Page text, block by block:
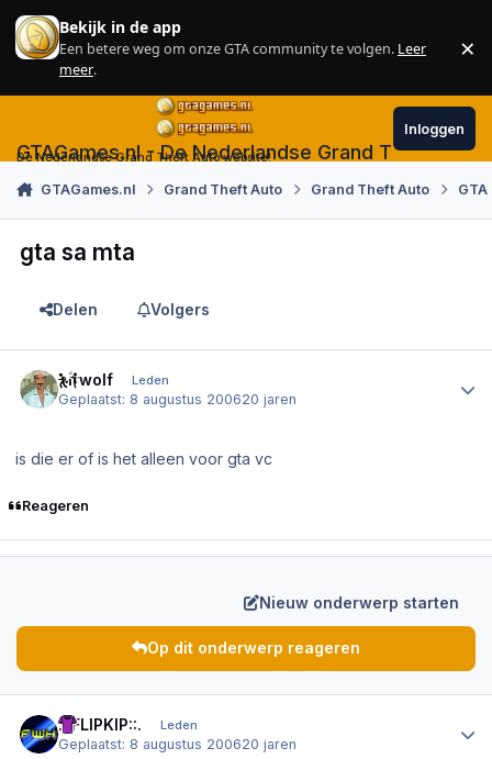
Skip to content
Bekijk in de app
Een betere weg om onze GTA community te volgen. Leer
meer.
×
GTAGames.nl - De Nederlandse Grand Theft Auto
De Nederlandse Grand Theft Auto website!
Inloggen
GTAGames.nl Grand Theft Auto Grand Theft Auto
gta sa mta
Delen Volgers
airwolf Leden
Geplaatst: 8 augustus 200620 jaren
is die er of is het alleen voor gta vc
Reageren
Nieuw onderwerp starten
Op dit onderwerp reageren
.::FLIPKIP::. Leden
Geplaatst: 8 augustus 200620 jaren